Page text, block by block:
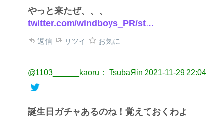
やっと来たぜ、、、
twitter.com/windboys_PR/st…
返信 リツイ お気に
@1103______kaoru： TsubaЯin 2021-11-29 22:04
誕生日ガチャあるのね！覚えておくわよ